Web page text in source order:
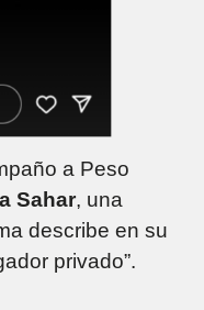
a Peso
Sahar, una
describe en su
privado”.